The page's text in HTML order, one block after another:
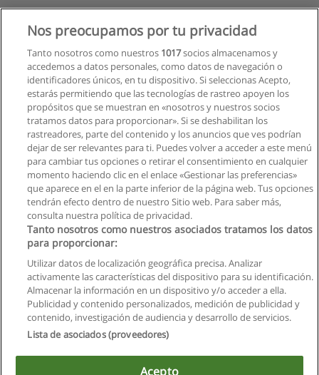
Reglas de uso
Privacidad de datos
Nos preocupamos por tu privacidad
Tanto nosotros como nuestros 1017socios almacenamos y
accedemos a datos personales, como datos de navegación o
identificadores únicos, en tu dispositivo. Si seleccionas Acepto,
estarás permitiendo que las tecnologías de rastreo apoyen los
propósitos que se muestran en «nosotros y nuestros socios
tratamos datos para proporcionar». Si se deshabilitan los
rastreadores, parte del contenido y los anuncios que ves podrían
dejar de ser relevantes para ti. Puedes volver a acceder a este menú
para cambiar tus opciones o retirar el consentimiento en cualquier
momento haciendo clic en el enlace «Gestionar las preferencias»
que aparece en el en la parte inferior de la página web. Tus opciones
tendrán efecto dentro de nuestro Sitio web. Para saber más,
consulta nuestra política de privacidad.
Tanto nosotros como nuestros asociados tratamos los datos
para proporcionar:
Utilizar datos de localización geográfica precisa. Analizar
activamente las características del dispositivo para su identificación.
Almacenar la información en un dispositivo y/o acceder a ella.
Publicidad y contenido personalizados, medición de publicidad y
contenido, investigación de audiencia y desarrollo de servicios.
Lista de asociados (proveedores)
Acepto